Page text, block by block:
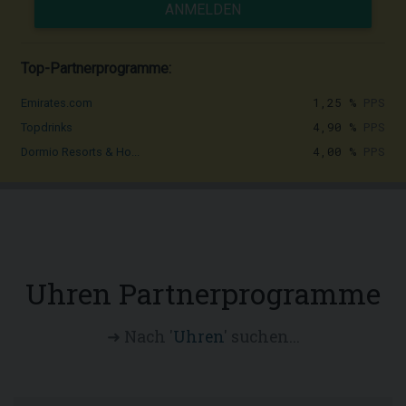
ANMELDEN
Top-Partnerprogramme:
Emirates.com 1,25 %
Topdrinks 4,90 %
Dormio Resorts & Ho... 4,00 %
Uhren Partnerprogramme
Uhren' suchen...